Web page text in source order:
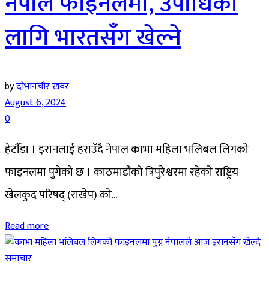
लागि भारतसँग खेल्ने
byदोभानचौर खबर
August 6, 2024
0
हेटाैँडा । इरानलाई हराउँदै नेपाल काभा महिला भलिबल लिगको
फाइनलमा पुगेको छ । काठमाडौंको त्रिपुरेश्वरमा रहेको राष्ट्रिय
खेलकुद परिषद् (राखेप) को...
Read more
समाचार